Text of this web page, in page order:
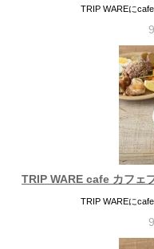
TRIP WAREに
TRIP WARE cafe カフェ
TRIP WAREに